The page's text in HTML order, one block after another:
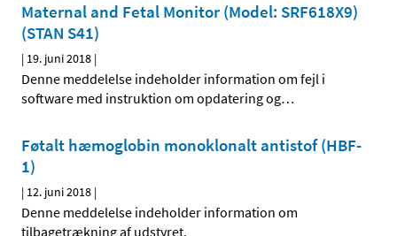
Maternal and Fetal Monitor (Model: SRF618X9)
(STAN S41)
| 19. juni 2018 |
Denne meddelelse indeholder information om fejl i
software med instruktion om opdatering og…
Føtalt hæmoglobin monoklonalt antistof (HBF-
1)
| 12. juni 2018 |
Denne meddelelse indeholder information om
tilbagetrækning af udstyret.